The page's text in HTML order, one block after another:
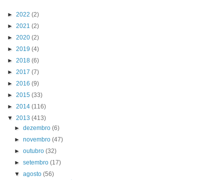
► 2022 (2)
► 2021 (2)
► 2020 (2)
► 2019 (4)
► 2018 (6)
► 2017 (7)
► 2016 (9)
► 2015 (33)
► 2014 (116)
▼ 2013 (413)
►dezembro(6)
►novembro(47)
►outubro(32)
►setembro(17)
▼agosto(56)